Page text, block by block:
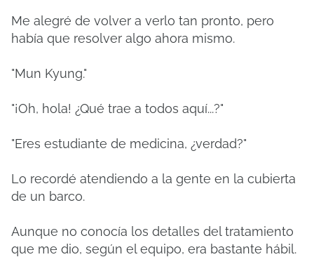
Me alegré de volver a verlo tan pronto, pero
había que resolver algo ahora mismo.
"Mun Kyung."
"¡Oh, hola! ¿Qué trae a todos aquí...?"
"Eres estudiante de medicina, ¿verdad?"
Lo recordé atendiendo a la gente en la cubierta
de un barco.
Aunque no conocía los detalles del tratamiento
que me dio, según el equipo, era bastante hábil.